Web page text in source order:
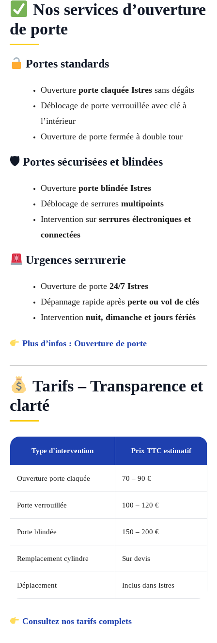
Nos services d’ouverture
de porte
Portes standards
Ouverture porte claquée Istressans dégâts
Déblocage de porte verrouillée avec clé à
l’intérieur
Ouverture de porte fermée à double tour
🛡 Portes sécurisées et blindées
Ouverture porte blindée Istres
Déblocage de serrures multipoints
Intervention sur serrures électroniques et
connectées
Urgences serrurerie
Ouverture de porte 24/7 Istres
Dépannage rapide après perte ou vol de clés
Intervention nuit, dimanche et jours fériés
Plus d’infos : Ouverture de porte
Tarifs – Transparence et
clarté
Type d’intervention Prix TTC estimatif
Ouverture porte claquée 70 – 90 €
Porte verrouillée 100 – 120 €
Porte blindée 150 – 200 €
Remplacement cylindre Sur devis
Déplacement Inclus dans Istres
Consultez nos tarifs complets